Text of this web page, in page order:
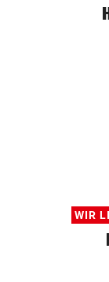
WIR